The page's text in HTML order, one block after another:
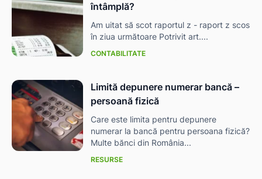
întâmplă?
Am uitat să scot raportul z - raport z scos
în ziua următoare Potrivit art....
CONTABILITATE
Limită depunere numerar bancă –
persoană fizică
Care este limita pentru depunere
numerar la bancă pentru persoana fizică?
Multe bănci din România...
RESURSE